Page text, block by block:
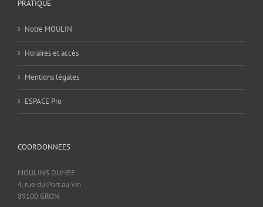
PRATIQUE
Notre MOULIN
Horaires et accès
Mentions légales
ESPACE Pro
COORDONNEES
MOULINS DUMEE
4, rue du Port au Vin
89100 GRON